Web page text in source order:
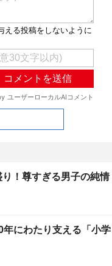
！尊すぎる男子の純情
にわたり支える「小学